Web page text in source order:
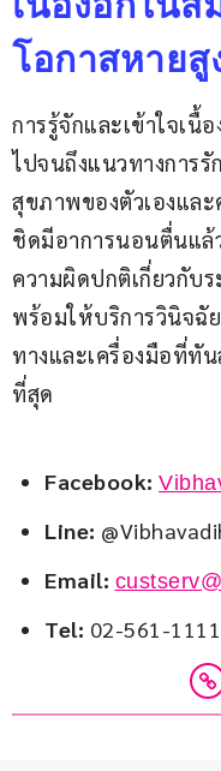
โอกาสหายสู
การรู้จักและเข้าใจเนื้
ไปจนถึงแนวทางการ
สุขภาพของตัวเองแ
ชิดมีอาการนอนตื่นแล้
ความผิดปกติเกี่ยวกับ
พร้อมให้บริการวินิจฉั
ทางและเครื่องมือที่ทั
ที่สุด
Facebook:
Line:
Email:
Tel: 02-561-